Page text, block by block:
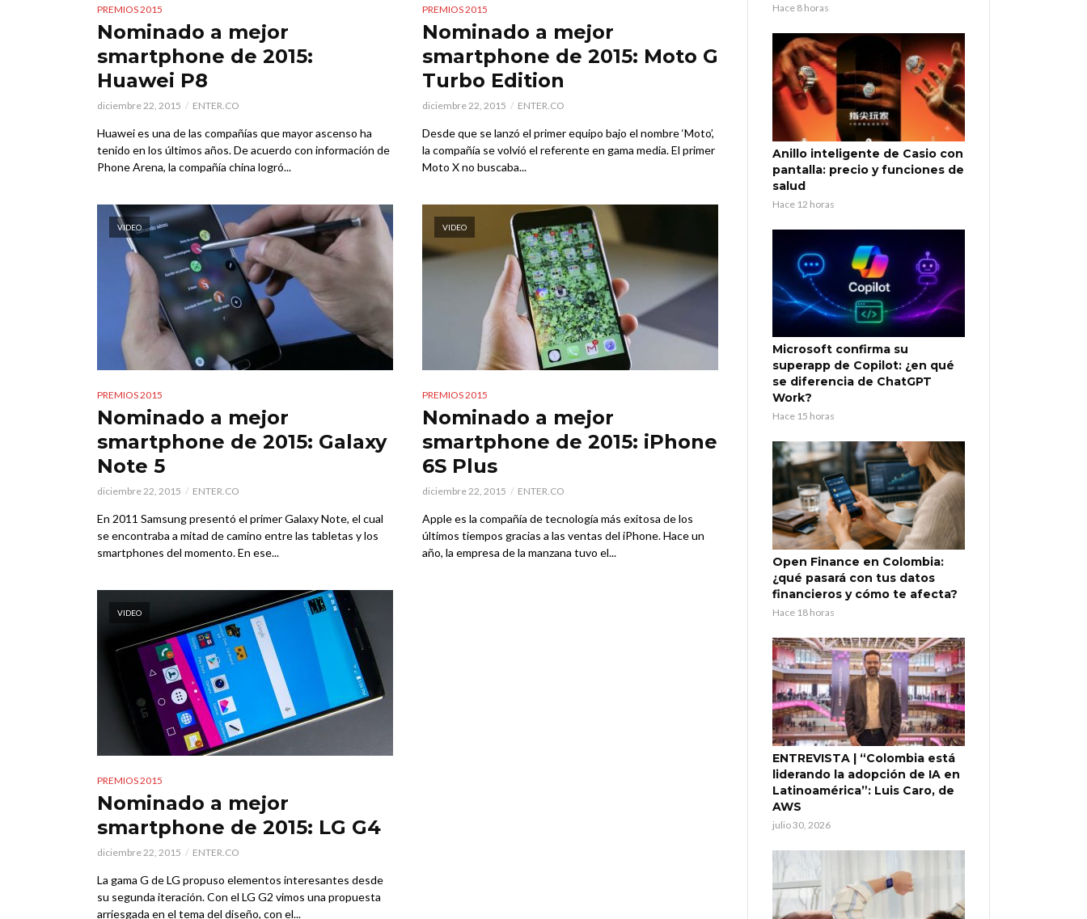
PREMIOS 2015
Nominado a mejor
smartphone de 2015:
Huawei P8
diciembre 22, 2015 ENTER.CO
Huawei es una de las compañías que mayor ascenso ha
tenido en los últimos años. De acuerdo con información de
Phone Arena, la compañía china logró...
PREMIOS 2015
Nominado a mejor
smartphone de 2015: Moto G
Turbo Edition
diciembre 22, 2015 ENTER.CO
Desde que se lanzó el primer equipo bajo el nombre ‘Moto’,
la compañía se volvió el referente en gama media. El primer
Moto X no buscaba...
VIDEO
PREMIOS 2015
Nominado a mejor
smartphone de 2015: Galaxy
Note 5
diciembre 22, 2015 ENTER.CO
En 2011 Samsung presentó el primer Galaxy Note, el cual
se encontraba a mitad de camino entre las tabletas y los
smartphones del momento. En ese...
VIDEO
PREMIOS 2015
Nominado a mejor
smartphone de 2015: iPhone
6S Plus
diciembre 22, 2015 ENTER.CO
Apple es la compañía de tecnología más exitosa de los
últimos tiempos gracias a las ventas del iPhone. Hace un
año, la empresa de la manzana tuvo el...
VIDEO
PREMIOS 2015
Nominado a mejor
smartphone de 2015: LG G4
diciembre 22, 2015 ENTER.CO
La gama G de LG propuso elementos interesantes desde
su segunda iteración. Con el LG G2 vimos una propuesta
arriesgada en el tema del diseño, con el...
Hace 8 horas
Anillo inteligente de Casio con
pantalla: precio y funciones de
salud
Hace 12 horas
Microsoft confirma su
superapp de Copilot: ¿en qué
se diferencia de ChatGPT
Work?
Hace 15 horas
Open Finance en Colombia:
¿qué pasará con tus datos
financieros y cómo te afecta?
Hace 18 horas
ENTREVISTA | “Colombia está
liderando la adopción de IA en
Latinoamérica”: Luis Caro, de
AWS
julio 30, 2026